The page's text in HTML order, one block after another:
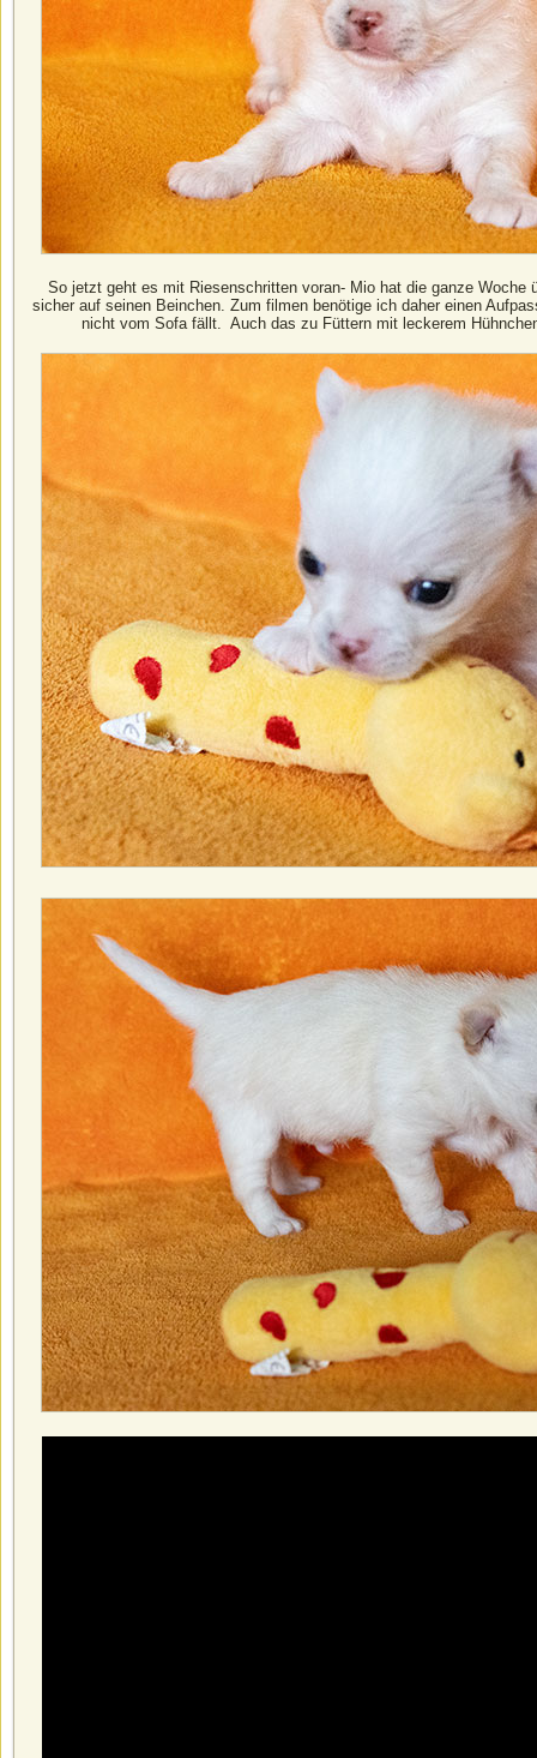
So jetzt geht es mit Riesenschritten voran- Mio hat die ganze Woche
sicher auf seinen Beinchen. Zum filmen benötige ich daher einen
nicht vom Sofa fällt. Auch das zu Füttern mit leckerem